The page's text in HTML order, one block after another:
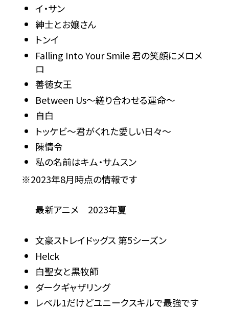
イ・サン
紳士とお嬢さん
トンイ
Falling Into Your Smile 君の笑顔にメロメ
ロ
善徳女王
Between Us～縒り合わせる運命～
自白
トッケビ～君がくれた愛しい日々～
陳情令
私の名前はキム・サムスン
※2023年8月時点の情報です
最新アニメ 2023年夏
文豪ストレイドッグス 第5シーズン
Helck
白聖女と黒牧師
ダークギャザリング
レベル1だけどユニークスキルで最強です